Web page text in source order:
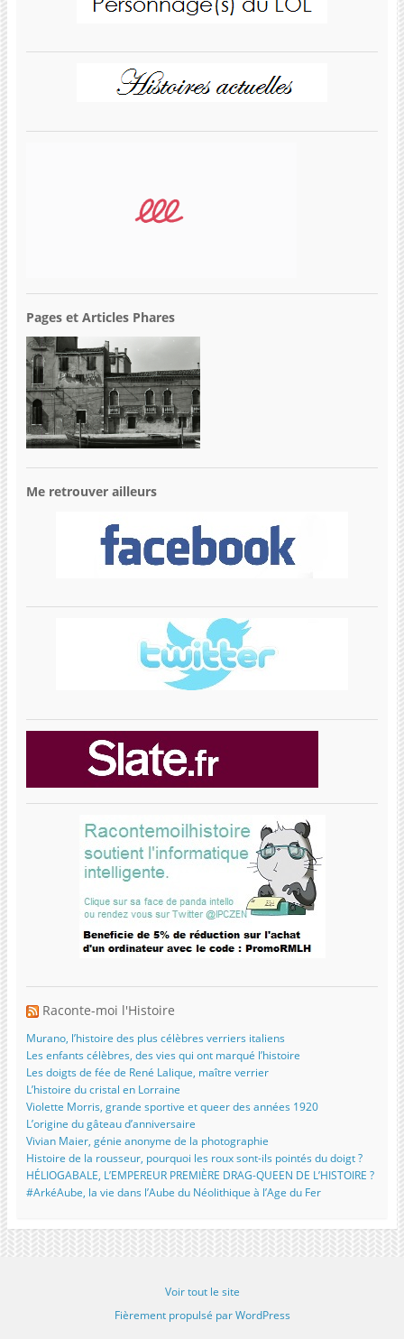
Pages et Articles Phares
Me retrouver ailleurs
Raconte-moi l'Histoire
Murano, l’histoire des plus célèbres verriers italiens
Les enfants célèbres, des vies qui ont marqué l’histoire
Les doigts de fée de René Lalique, maître verrier
L’histoire du cristal en Lorraine
Violette Morris, grande sportive et queer des années 1920
L’origine du gâteau d’anniversaire
Vivian Maier, génie anonyme de la photographie
Histoire de la rousseur, pourquoi les roux sont-ils pointés du doigt ?
HÉLIOGABALE, L’EMPEREUR PREMIÈRE DRAG-QUEEN DE L’HISTOIRE ?
#ArkéAube, la vie dans l’Aube du Néolithique à l’Age du Fer
Voir tout le site
Fièrement propulsé par WordPress